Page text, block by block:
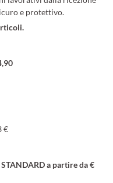
e protettivo.
€
a partire da €